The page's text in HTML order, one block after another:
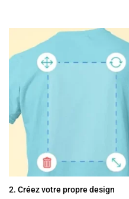
2. Créez votre propre design